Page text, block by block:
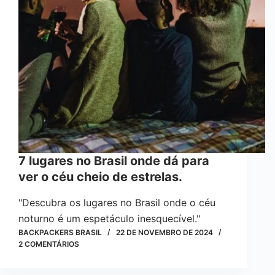
7 lugares no Brasil onde dá para
ver o céu cheio de estrelas.
"Descubra os lugares no Brasil onde o céu
noturno é um espetáculo inesquecível."
BACKPACKERS BRASIL
22 DE NOVEMBRO DE 2024
2 COMENTÁRIOS